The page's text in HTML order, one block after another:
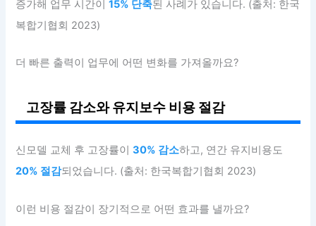
증가해 업무 시간이15% 단축된 사례가 있습니다. (출처: 한국
복합기협회 2023)
더 빠른 출력이 업무에 어떤 변화를 가져올까요?
고장률 감소와 유지보수 비용 절감
신모델 교체 후 고장률이30% 감소하고, 연간 유지비용도
20% 절감되었습니다. (출처: 한국복합기협회 2023)
이런 비용 절감이 장기적으로 어떤 효과를 낼까요?